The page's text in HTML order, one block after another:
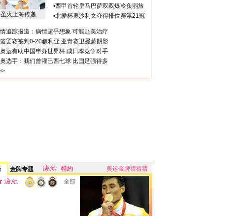
火上海传递
•西甲首轮皇马巴萨双双爆冷负弱旅
•北爱杯奥沙利文夺得排位赛第21冠
追踪报道：病情超乎想象 可能赴美治疗
罢赛被判0-20叙利亚 亚青赛卫冕蒙阴影
运有助中国申办世界杯 成日本竞争对手
选手：我们曾灌巴西七球 比国足强得多
金牌专题 特约
奥运金牌猜猜猜
全部